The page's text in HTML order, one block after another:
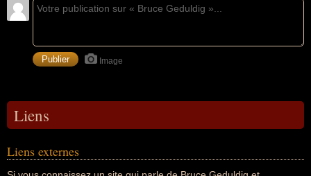
Image
Liens
Liens externes